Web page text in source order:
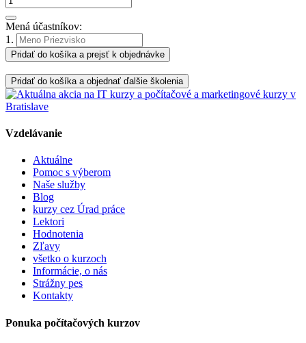
Mená účastníkov:
1.
Pridať do košíka a prejsť k objednávke
Pridať do košíka a objednať ďalšie školenia
Vzdelávanie
Aktuálne
Pomoc s výberom
Naše služby
Blog
kurzy cez Úrad práce
Lektori
Hodnotenia
Zľavy
všetko o kurzoch
Informácie, o nás
Strážny pes
Kontakty
Ponuka počítačových kurzov